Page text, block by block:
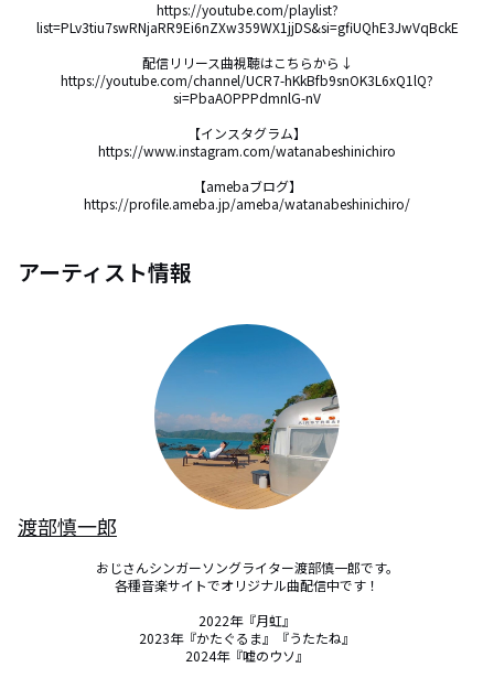
https://youtube.com/playlist?
list=PLv3tiu7swRNjaRR9Ei6nZXw359WX1jjDS&si=gfiUQhE3JwVqBckE
配信リリース曲視聴はこちらから↓
https://youtube.com/channel/UCR7-hKkBfb9snOK3L6xQ1lQ?
si=PbaAOPPPdmnlG-nV
【インスタグラム】
https://www.instagram.com/watanabeshinichiro
【amebaブログ】
https://profile.ameba.jp/ameba/watanabeshinichiro/
アーティスト情報
渡部慎一郎
おじさんシンガーソングライター渡部慎一郎です。
各種音楽サイトでオリジナル曲配信中です！
2022年『月虹』
2023年『かたぐるま』『うたたね』
2024年『嘘のウソ』